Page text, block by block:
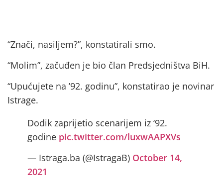
“Znači, nasiljem?”, konstatirali smo.
“Molim”, začuđen je bio član Predsjedništva BiH.
“Upućujete na ’92. godinu”, konstatirao je novinar
Istrage.
Dodik zaprijetio scenarijem iz ‘92.
godine pic.twitter.com/luxwAAPXVs
— Istraga.ba (@IstragaB) October 14,
2021